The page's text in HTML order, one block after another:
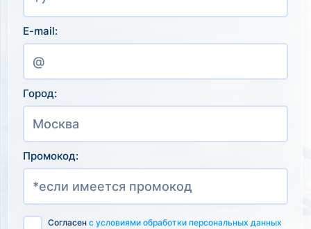
E-mail:
Город:
Промокод:
Согласен с условиями обработки персональных данных